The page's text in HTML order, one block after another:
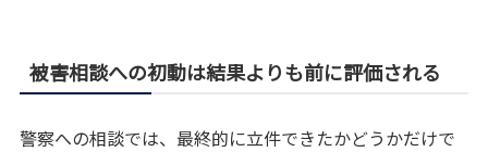
被害相談への初動は結果よりも前に評価される
警察への相談では、最終的に立件できたかどうかだけで